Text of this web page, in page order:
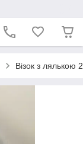
Візок з лялькою